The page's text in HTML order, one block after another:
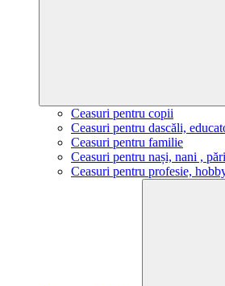
Ceasuri pentru copii
Ceasuri pentru dascăli,
Ceasuri pentru familie
Ceasuri pentru nași, nani ,
Ceasuri pentru profesie,